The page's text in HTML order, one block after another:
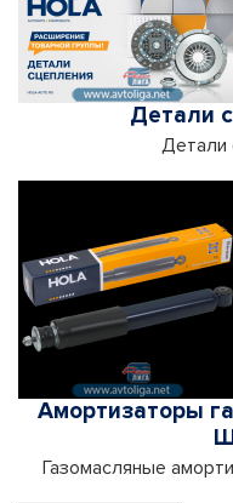
Детали
Детали
Амортизаторы
Газомасляные